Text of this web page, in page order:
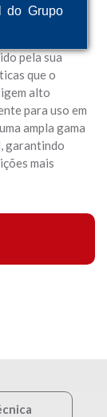
do Grupo
pela sua
que o
alto
para uso em
ampla gama
garantindo
mais